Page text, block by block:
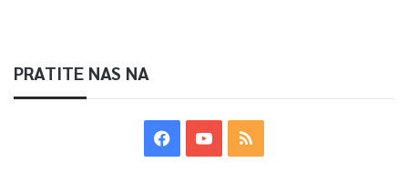
PRATITE NAS NA